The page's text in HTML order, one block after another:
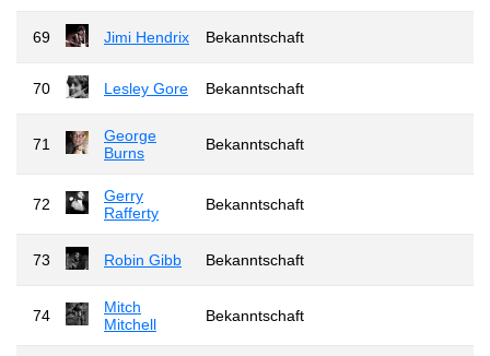
69 Jimi Hendrix Bekanntschaft
70 Lesley Gore Bekanntschaft
71
George
Burns
Bekanntschaft
72
Gerry
Rafferty
Bekanntschaft
73 Robin Gibb Bekanntschaft
74
Mitch
Mitchell
Bekanntschaft